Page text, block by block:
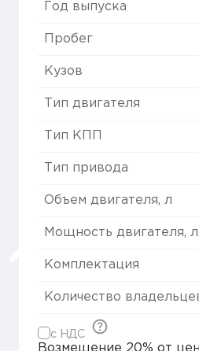
Год выпуска
Пробег
Кузов
Тип двигателя
Тип КПП
Тип привода
Объем двигателя, л
Мощность двигателя,
Комплектация
Количество
c НДС
Возмещение 20% от